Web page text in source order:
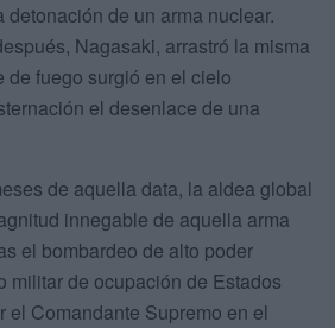
de un arma nuclear.
Nagasaki, arrastró la misma
de fuego surgió en el cielo
el desenlace de una
de aquella data, la aldea global
innegable de aquella arma
el bombardeo de alto poder
militar de ocupación de Estados
el Comandante Supremo en el